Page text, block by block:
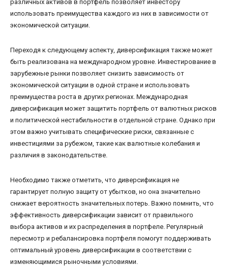
различных активов в портфель позволяет инвестору
использовать преимущества каждого из них в зависимости от
экономической ситуации.
Переходя к следующему аспекту, диверсификация также может
быть реализована на международном уровне. Инвестирование в
зарубежные рынки позволяет снизить зависимость от
экономической ситуации в одной стране и использовать
преимущества роста в других регионах. Международная
диверсификация может защитить портфель от валютных рисков
и политической нестабильности в отдельной стране. Однако при
этом важно учитывать специфические риски, связанные с
инвестициями за рубежом, такие как валютные колебания и
различия в законодательстве.
Необходимо также отметить, что диверсификация не
гарантирует полную защиту от убытков, но она значительно
снижает вероятность значительных потерь. Важно помнить, что
эффективность диверсификации зависит от правильного
выбора активов и их распределения в портфеле. Регулярный
пересмотр и ребалансировка портфеля помогут поддерживать
оптимальный уровень диверсификации в соответствии с
изменяющимися рыночными условиями.